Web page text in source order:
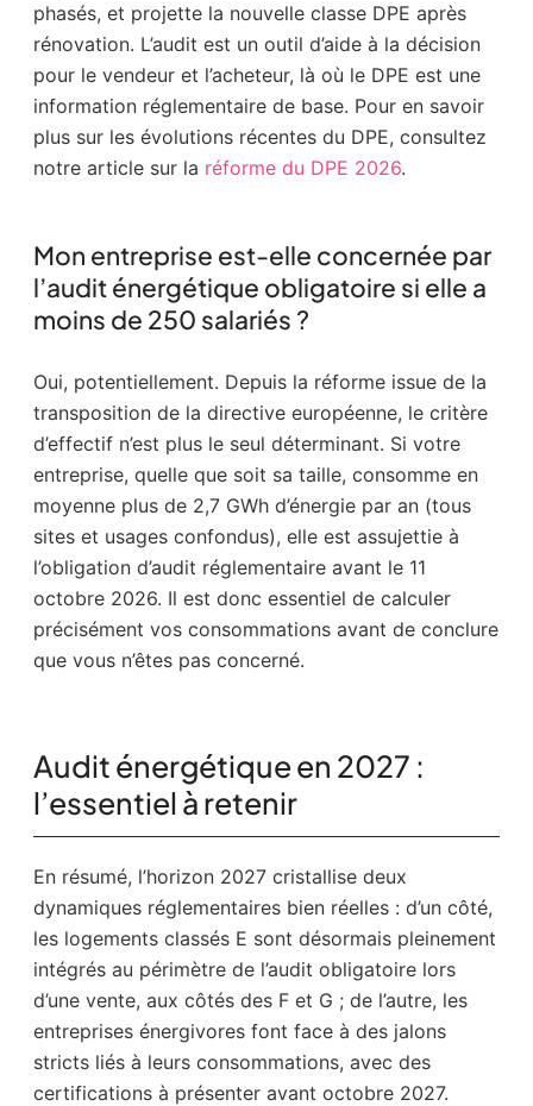
phasés, et projette la nouvelle classe DPE après
rénovation. L’audit est un outil d’aide à la décision
pour le vendeur et l’acheteur, là où le DPE est une
information réglementaire de base. Pour en savoir
plus sur les évolutions récentes du DPE, consultez
notre article sur la réforme du DPE 2026.
Mon entreprise est-elle concernée par
l’audit énergétique obligatoire si elle a
moins de 250 salariés ?
Oui, potentiellement. Depuis la réforme issue de la
transposition de la directive européenne, le critère
d’effectif n’est plus le seul déterminant. Si votre
entreprise, quelle que soit sa taille, consomme en
moyenne plus de 2,7 GWh d’énergie par an (tous
sites et usages confondus), elle est assujettie à
l’obligation d’audit réglementaire avant le 11
octobre 2026. Il est donc essentiel de calculer
précisément vos consommations avant de conclure
que vous n’êtes pas concerné.
Audit énergétique en 2027 :
l’essentiel à retenir
En résumé, l’horizon 2027 cristallise deux
dynamiques réglementaires bien réelles : d’un côté,
les logements classés E sont désormais pleinement
intégrés au périmètre de l’audit obligatoire lors
d’une vente, aux côtés des F et G ; de l’autre, les
entreprises énergivores font face à des jalons
stricts liés à leurs consommations, avec des
certifications à présenter avant octobre 2027.